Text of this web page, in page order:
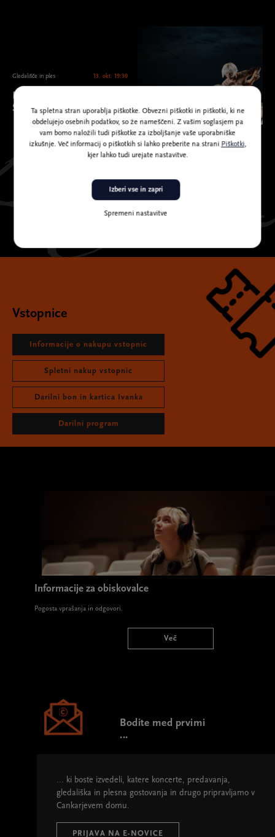
Gledališče in ples 13. okt. 19:30
MN Dance Company &
Silence: Brezmejno telo
Vstopnice
Informacije o nakupu vstopnic
Spletni nakup vstopnic
Darilni bon in kartica Ivanka
Darilni program
Informacije za obiskovalce
Pogosta vprašanja in odgovori.
Več
Bodite med prvimi
...
... ki boste izvedeli, katere koncerte, predavanja,
gledališka in plesna gostovanja in drugo pripravljamo v
Cankarjevem domu.
PRIJAVA NA E-NOVICE
Ta spletna stran uporablja piškotke. Obvezni piškotki in piškotki, ki ne
obdelujejo osebnih podatkov, so že nameščeni. Z vašim soglasjem pa
vam bomo naložili tudi piškotke za izboljšanje vaše uporabniške
izkušnje. Več informacij o piškotkih si lahko preberite na strani Piškotki,
kjer lahko tudi urejate nastavitve.
Spremeni nastavitve
Izberi vse in zapri